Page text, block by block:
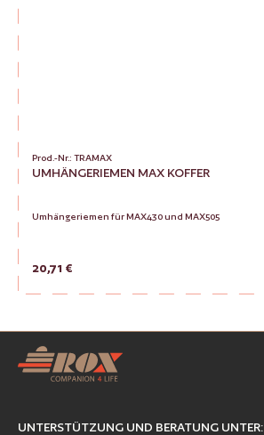
Prod.-Nr.: TRAMAX
UMHÄNGERIEMEN MAX KOFFER
Umhängeriemen für MAX430 und MAX505
Regulärer Preis:
20,71 €
UNTERSTÜTZUNG UND BERATUNG UNTER: